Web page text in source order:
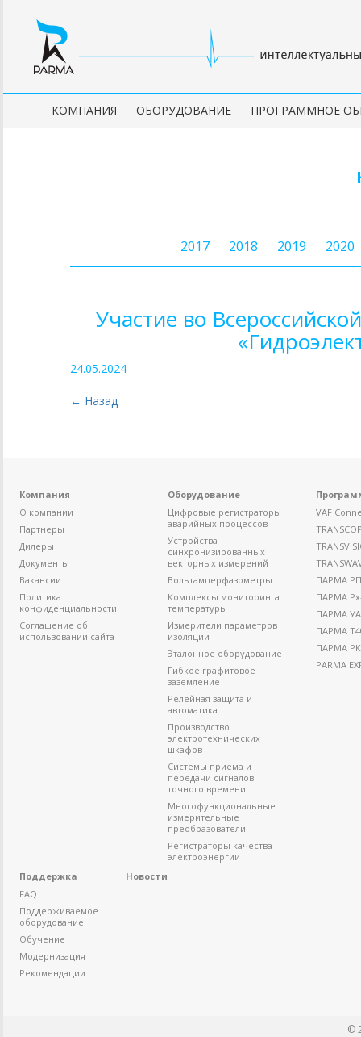
КОМПАНИЯ ОБОРУДОВАНИЕ ПРОГРАММНОЕ
2017 2018 2019 2020
Участие во
24.05.2024
← Назад
Компания
О компании
Партнеры
Дилеры
Документы
Вакансии
Политика
конфиденциальности
Соглашение об
использовании сайта
Оборудование
Цифровые регистраторы
аварийных процессов
Устройства
синхронизированных
векторных измерений
Вольтамперфазометры
Комплексы мониторинга
температуры
Измерители параметров
изоляции
Эталонное оборудование
Гибкое графитовое
заземление
Релейная защита и
автоматика
Производство
электротехнических
шкафов
Системы приема и
передачи сигналов
точного времени
Многофункциональные
измерительные
преобразователи
Регистраторы качества
электроэнергии
VAF
ПАРМА
ПАРМА
ПАРМА
ПАРМА
ПАРМА
PARMA
Поддержка
FAQ
Поддерживаемое
оборудование
Обучение
Модернизация
Рекомендации
Новости
©